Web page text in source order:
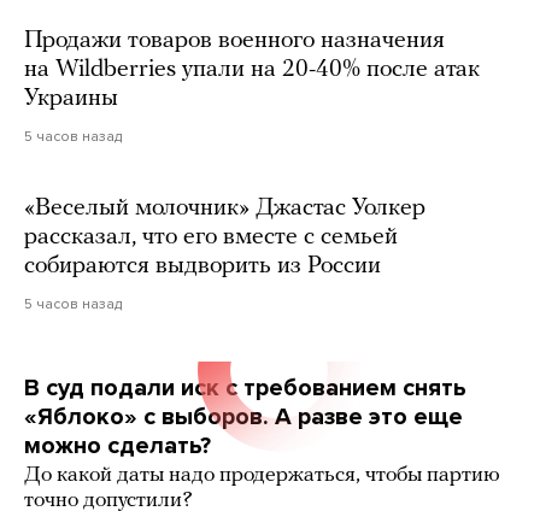
Продажи товаров военного назначения
на Wildberries упали на 20-40% после атак
Украины
5 часов назад
«Веселый молочник» Джастас Уолкер
рассказал, что его вместе с семьей
собираются выдворить из России
5 часов назад
В суд подали иск с требованием снять
«Яблоко» с выборов. А разве это еще
можно сделать?
До какой даты надо продержаться, чтобы партию
точно допустили?